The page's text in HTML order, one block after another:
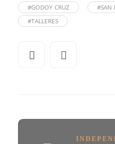
#GODOY CRUZ
#SAN
#TALLERES